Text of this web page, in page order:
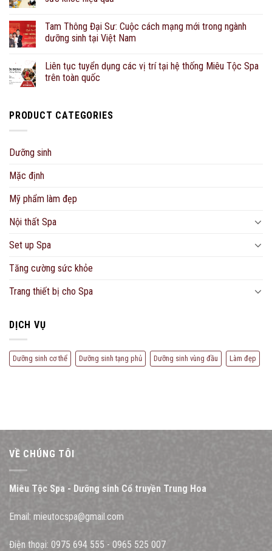
Tam Thông Đại Sư: Cuộc cách mạng mới trong ngành
dưỡng sinh tại Việt Nam
Liên tục tuyển dụng các vị trí tại hệ thống Miêu Tộc Spa
trên toàn quốc
PRODUCT CATEGORIES
Dưỡng sinh
Mặc định
Mỹ phẩm làm đẹp
Nội thất Spa
Set up Spa
Tăng cường sức khỏe
Trang thiết bị cho Spa
DỊCH VỤ
Dưỡng sinh cơ thể Dưỡng sinh tạng phủ Dưỡng sinh vùng đầu Làm đẹp
VỀ CHÚNG TÔI
Miêu Tộc Spa - Dưỡng sinh Cổ truyền Trung Hoa
Email: mieutocspa@gmail.com
Điện thoại: 0975 694 555 - 0965 525 007